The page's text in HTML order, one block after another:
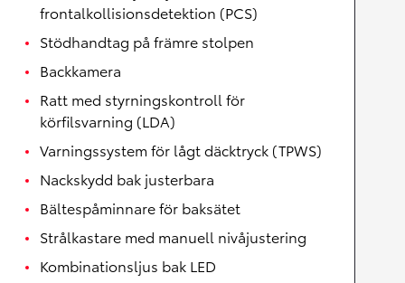
frontalkollisionsdetektion (PCS)
Stödhandtag på främre stolpen
Backkamera
Ratt med styrningskontroll för
körfilsvarning (LDA)
Varningssystem för lågt däcktryck (TPWS)
Nackskydd bak justerbara
Bältespåminnare för baksätet
Strålkastare med manuell nivåjustering
Kombinationsljus bak LED